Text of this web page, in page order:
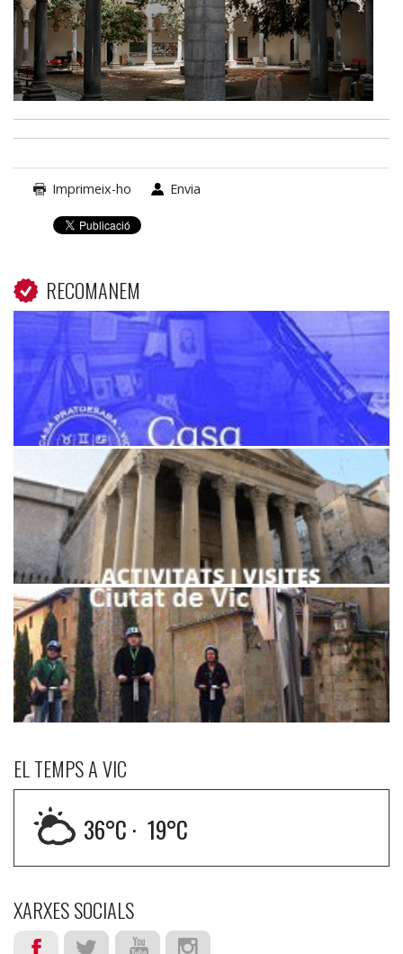
Imprimeix-ho Envia
RECOMANEM
EL TEMPS A VIC
36°C · 19°C
XARXES SOCIALS